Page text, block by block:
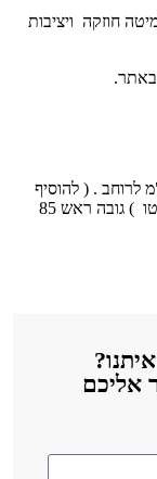
חוזקה ויציבות
+ 50 ס"מ לאורך / + 36 ס"מ לרוחב . ( להוסיף
לגודל מזרן רצוי בכדי לקבל מידת מיטה ברוטו ) גובה ראש 85
אליכם